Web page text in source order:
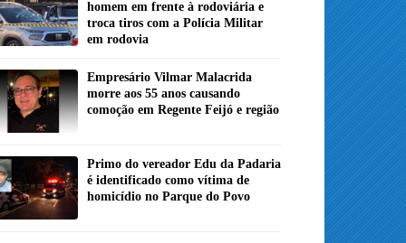
homem em frente à rodoviária e
troca tiros com a Polícia Militar
em rodovia
Empresário Vilmar Malacrida
morre aos 55 anos causando
comoção em Regente Feijó e região
Primo do vereador Edu da Padaria
é identificado como vítima de
homicídio no Parque do Povo